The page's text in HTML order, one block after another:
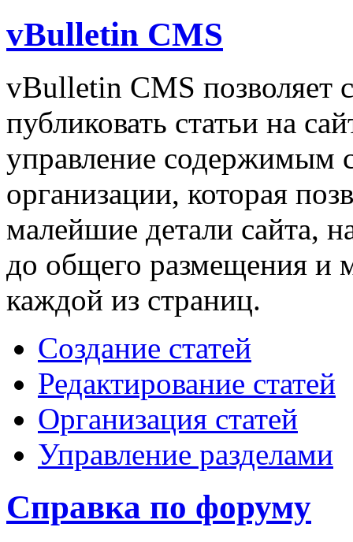
vBulletin CMS
vBulletin CMS позволяет
публиковать статьи на
управление содержимым
организации, которая
малейшие детали сайта,
до общего размещения и
каждой из страниц.
Создание статей
Редактирование статей
Организация статей
Управление разделами
Справка по форуму